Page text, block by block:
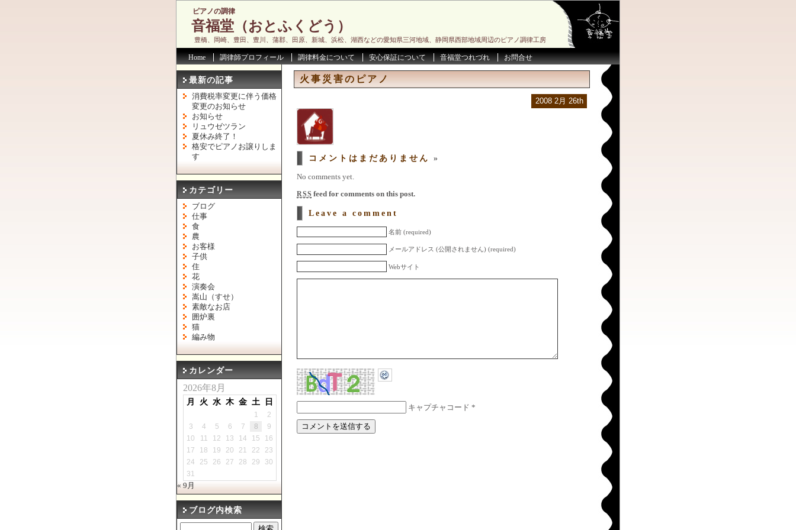
ピアノの調律
音福堂（おとふくどう）
豊橋、岡崎、豊田、豊川、蒲郡、田原、新城、浜松、湖西などの愛知県三河地域、静岡県西部地域周辺のピアノ調律工房
Home 調律師プロフィール 調律料金について 安心保証について 音福堂つれづれ お問合せ
火事災害のピアノ
2008 2月 26th
コメントはまだありません »
No comments yet.
RSS feed for comments on this post.
Leave a comment
名前 (required)
メールアドレス (公開されません) (required)
Webサイト
キャプチャコード *
最新の記事
消費税率変更に伴う価格
変更のお知らせ
お知らせ
リュウゼツラン
夏休み終了！
格安でピアノお譲りしま
す
カテゴリー
ブログ
仕事
食
農
お客様
子供
住
花
演奏会
嵩山（すせ）
素敵なお店
囲炉裏
猫
編み物
カレンダー
2026年8月
月 火 水 木 金 土 日
1
2
3
4 5 6 7 8
9
10
11 12 13 14 15
16
17
18 19 20 21 22
23
24
25 26 27 28 29
30
31
« 9月
ブログ内検索